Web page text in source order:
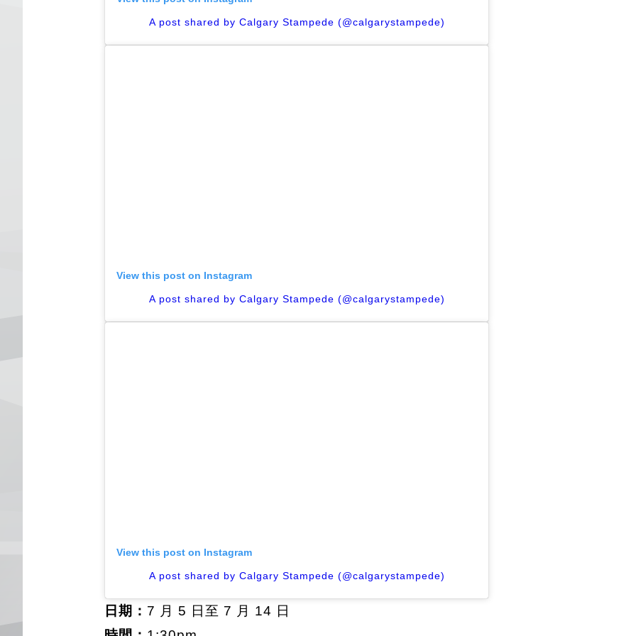
A post shared by Calgary Stampede (@calgarystampede)
View this post on Instagram
A post shared by Calgary Stampede (@calgarystampede)
View this post on Instagram
A post shared by Calgary Stampede (@calgarystampede)
日期： 7 月 5 日至 7 月 14 日